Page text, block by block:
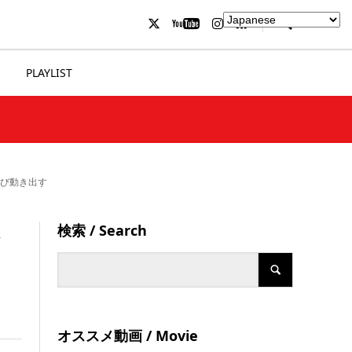
PLAYLIST
動き出す
検索 / Search
オススメ動画 / Movie